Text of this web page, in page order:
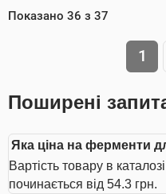
Показано 36 з 37
1
Поширені
Яка ціна на ферменти
Вартість товару в
починається від 54.3 грн.